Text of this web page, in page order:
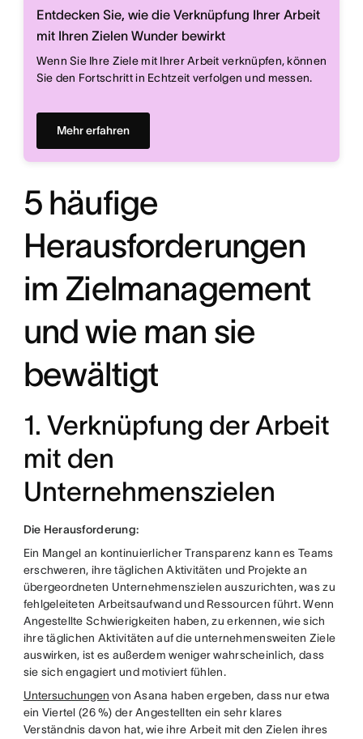
Entdecken Sie, wie die Verknüpfung Ihrer Arbeit
mit Ihren Zielen Wunder bewirkt
Wenn Sie Ihre Ziele mit Ihrer Arbeit verknüpfen, können
Sie den Fortschritt in Echtzeit verfolgen und messen.
Mehr erfahren
5 häufige
Herausforderungen
im Zielmanagement
und wie man sie
bewältigt
1. Verknüpfung der Arbeit
mit den
Unternehmenszielen
Die Herausforderung:
Ein Mangel an kontinuierlicher Transparenz kann es Teams
erschweren, ihre täglichen Aktivitäten und Projekte an
übergeordneten Unternehmenszielen auszurichten, was zu
fehlgeleiteten Arbeitsaufwand und Ressourcen führt. Wenn
Angestellte Schwierigkeiten haben, zu erkennen, wie sich
ihre täglichen Aktivitäten auf die unternehmensweiten Ziele
auswirken, ist es außerdem weniger wahrscheinlich, dass
sie sich engagiert und motiviert fühlen.
Untersuchungen von Asana haben ergeben, dass nur etwa
ein Viertel (26 %) der Angestellten ein sehr klares
Verständnis davon hat, wie ihre Arbeit mit den Zielen ihres